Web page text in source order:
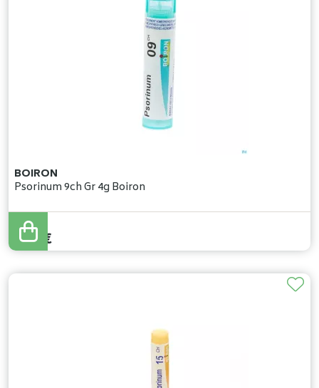
BOIRON
Psorinum 9ch Gr 4g Boiron
5,37 €